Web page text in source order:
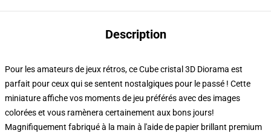
Description
Pour les amateurs de jeux rétros, ce Cube cristal 3D Diorama est
parfait pour ceux qui se sentent nostalgiques pour le passé ! Cette
miniature affiche vos moments de jeu préférés avec des images
colorées et vous ramènera certainement aux bons jours!
Magnifiquement fabriqué à la main à l'aide de papier brillant premium